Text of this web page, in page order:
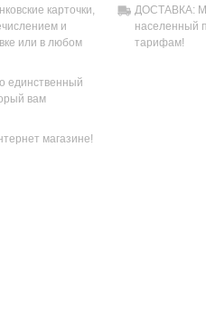
карточки,
и
или в любом
единственный
вам
магазине!
ДОСТАВКА:
населенный
тарифам!